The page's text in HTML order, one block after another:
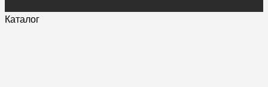
Каталог